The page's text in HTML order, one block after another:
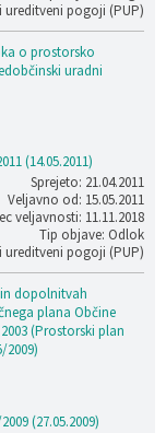
ureditveni pogoji (PUP)
o prostorsko
uradni
(14.05.2011)
Sprejeto: 21.04.2011
Veljavno od: 15.05.2011
veljavnosti: 11.11.2018
Tip objave: Odlok
ureditveni pogoji (PUP)
dopolnitvah
plana Občine
(Prostorski plan
2009)
(27.05.2009)